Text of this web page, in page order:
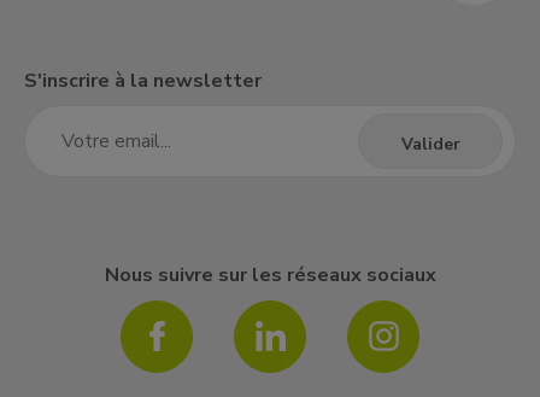
S'inscrire à la newsletter
Nous suivre sur les réseaux sociaux